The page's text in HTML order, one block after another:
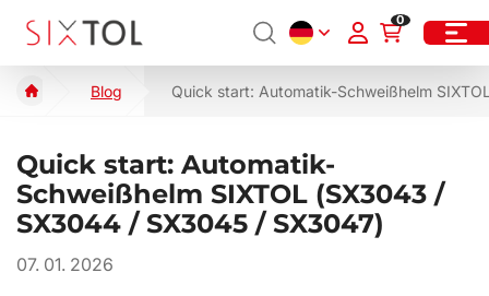
0
Blog Quick start: Automatik-Schweißhelm
Quick start: Automatik-
Schweißhelm SIXTOL (SX3043 /
SX3044 / SX3045 / SX3047)
07. 01. 2026